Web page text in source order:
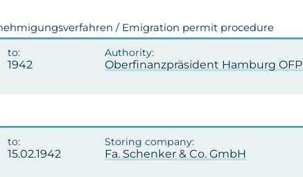
/ Emigration permit procedure
1942 Oberfinanzpräsident Hamburg OFP
15.02.1942 Fa. Schenker & Co. GmbH